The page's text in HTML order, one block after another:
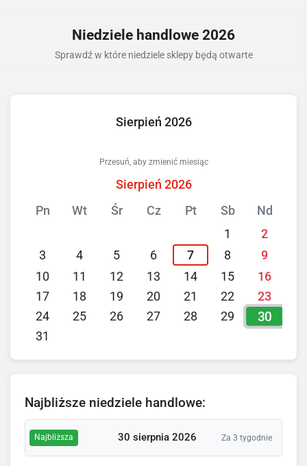
Niedziele handlowe 2026
Sprawdź w które niedziele sklepy będą otwarte
Sierpień 2026
Przesuń, aby zmienić miesiąc
Sierpień 2026
Pn
Wt Śr Cz Pt Sb
Nd
1
2
3
4 5 6 7 8
9
10
11 12 13 14 15
16
17
18 19 20 21 22
23
24
25 26 27 28 29 30
31
Najbliższe niedziele handlowe:
Najbliższa 30 sierpnia 2026 Za 3 tygodnie